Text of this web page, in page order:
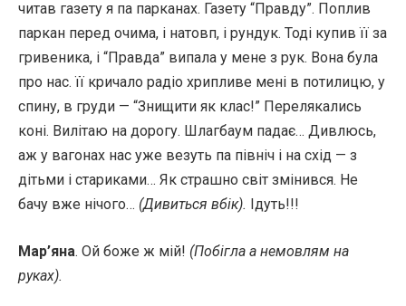
читав газету я па парканах. Газету “Правду”. Поплив
паркан перед очима, і натовп, і рундук. Тоді купив її за
гривеника, і “Правда” випала у мене з рук. Вона була
про нас. її кричало радіо хрипливе мені в потилицю, у
спину, в груди — “Знищити як клас!” Перелякались
коні. Вилітаю на дорогу. Шлагбаум падає… Дивлюсь,
аж у вагонах нас уже везуть па північ і на схід — з
дітьми і стариками… Як страшно світ змінився. Не
бачу вже нічого… (Дивиться вбік). Ідуть!!!
Мар’яна. Ой боже ж мій! (Побігла а немовлям на
руках).